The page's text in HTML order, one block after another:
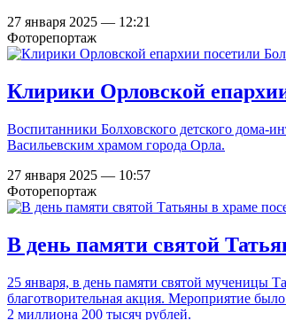
27 января 2025 — 12:21
Фоторепортаж
Клирики Орловской
Воспитанники Болховского детского дома-
Васильевским храмом города Орла.
27 января 2025 — 10:57
Фоторепортаж
В день памяти святой
25 января, в день памяти святой мученицы
благотворительная акция. Мероприятие
2 миллиона 200 тысяч рублей.